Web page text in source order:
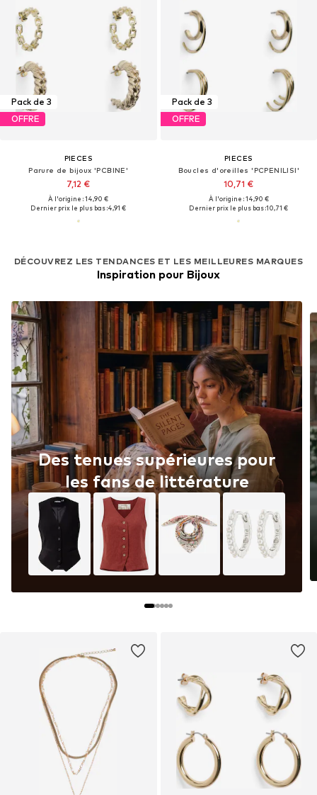
Pack de 3
OFFRE
PIECES
Parure de bijoux 'PCBINE'
7,12 €
À l'origine : 14,90 €
Dernier prix le plus bas :4,91 €
Pack de 3
OFFRE
PIECES
Boucles d'oreilles 'PCPENILISI'
10,71 €
À l'origine : 14,90 €
Dernier prix le plus bas :10,71 €
DÉCOUVREZ LES TENDANCES ET LES MEILLEURES MARQUES
Inspiration pour Bijoux
Des tenues supérieures pour
les fans de littérature